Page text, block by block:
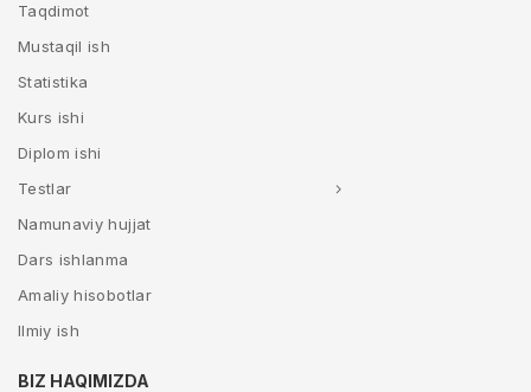
Taqdimot
Mustaqil ish
Statistika
Kurs ishi
Diplom ishi
Testlar
Namunaviy hujjat
Dars ishlanma
Amaliy hisobotlar
Ilmiy ish
BIZ HAQIMIZDA